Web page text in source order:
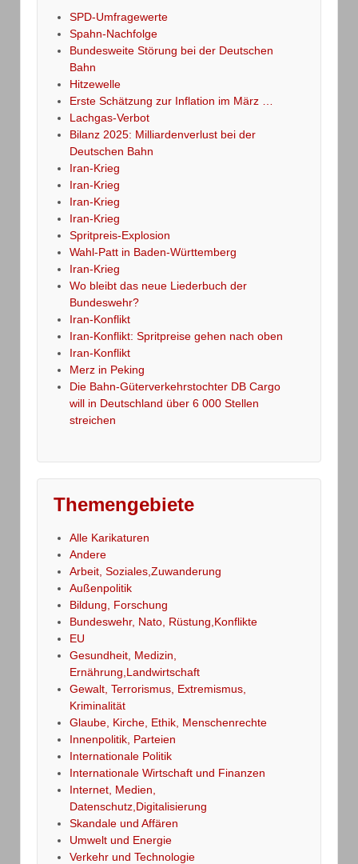
SPD-Umfragewerte
Spahn-Nachfolge
Bundesweite Störung bei der Deutschen
Bahn
Hitzewelle
Erste Schätzung zur Inflation im März …
Lachgas-Verbot
Bilanz 2025: Milliardenverlust bei der
Deutschen Bahn
Iran-Krieg
Iran-Krieg
Iran-Krieg
Iran-Krieg
Spritpreis-Explosion
Wahl-Patt in Baden-Württemberg
Iran-Krieg
Wo bleibt das neue Liederbuch der
Bundeswehr?
Iran-Konflikt
Iran-Konflikt: Spritpreise gehen nach oben
Iran-Konflikt
Merz in Peking
Die Bahn-Güterverkehrstochter DB Cargo
will in Deutschland über 6 000 Stellen
streichen
Themengebiete
Alle Karikaturen
Andere
Arbeit, Soziales,Zuwanderung
Außenpolitik
Bildung, Forschung
Bundeswehr, Nato, Rüstung,Konflikte
EU
Gesundheit, Medizin,
Ernährung,Landwirtschaft
Gewalt, Terrorismus, Extremismus,
Kriminalität
Glaube, Kirche, Ethik, Menschenrechte
Innenpolitik, Parteien
Internationale Politik
Internationale Wirtschaft und Finanzen
Internet, Medien,
Datenschutz,Digitalisierung
Skandale und Affären
Umwelt und Energie
Verkehr und Technologie